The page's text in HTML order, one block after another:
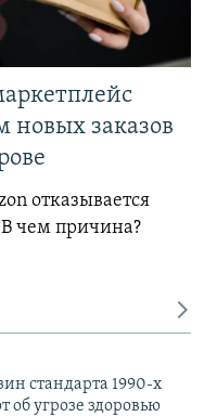
новых заказов
отказывается
чем причина?
стандарта 1990-х
об угрозе здоровью